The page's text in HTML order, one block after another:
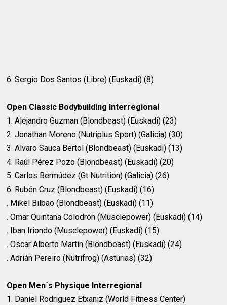
6. Sergio Dos Santos (Libre) (Euskadi) (8)
Open Classic Bodybuilding Interregional
1. Alejandro Guzman (Blondbeast) (Euskadi) (23)
2. Jonathan Moreno (Nutriplus Sport) (Galicia) (30)
3. Alvaro Sauca Bertol (Blondbeast) (Euskadi) (13)
4. Raúl Pérez Pozo (Blondbeast) (Euskadi) (20)
5. Carlos Bermúdez (Gt Nutrition) (Galicia) (26)
6. Rubén Cruz (Blondbeast) (Euskadi) (16)
. Mikel Bilbao (Blondbeast) (Euskadi) (11)
. Omar Quintana Colodrón (Musclepower) (Euskadi) (14)
. Iban Iriondo (Musclepower) (Euskadi) (15)
. Oscar Alberto Martin (Blondbeast) (Euskadi) (24)
. Adrián Pereiro (Nutrifrog) (Asturias) (32)
Open Men´s Physique Interregional
1. Daniel Rodriguez Etxaniz (World Fitness Center)